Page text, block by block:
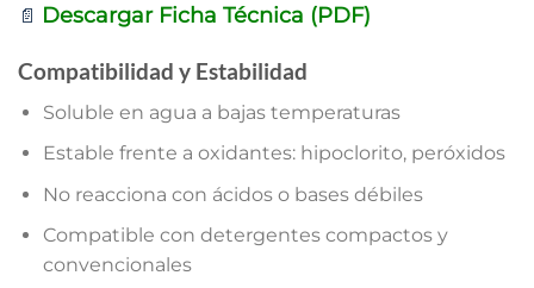
📄 Descargar Ficha Técnica (PDF)
Compatibilidad y Estabilidad
Soluble en agua a bajas temperaturas
Estable frente a oxidantes: hipoclorito, peróxidos
No reacciona con ácidos o bases débiles
Compatible con detergentes compactos y
convencionales